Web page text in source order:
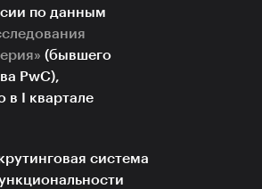
по данным
(бывшего
PwC),
в I квартале
система